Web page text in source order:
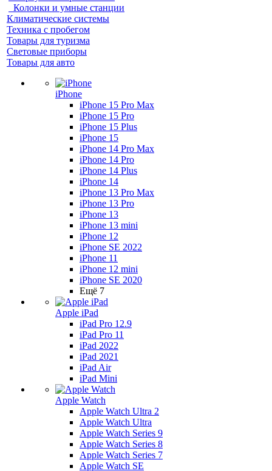
Колонки и умные станции
Климатические системы
Техника с пробегом
Товары для туризма
Световые приборы
Товары для авто
iPhone
iPhone 15 Pro Max
iPhone 15 Pro
iPhone 15 Plus
iPhone 15
iPhone 14 Pro Max
iPhone 14 Pro
iPhone 14 Plus
iPhone 14
iPhone 13 Pro Max
iPhone 13 Pro
iPhone 13
iPhone 13 mini
iPhone 12
iPhone SE 2022
iPhone 11
iPhone 12 mini
iPhone SE 2020
Ещё 7
Apple iPad
iPad Pro 12.9
iPad Pro 11
iPad 2022
iPad 2021
iPad Air
iPad Mini
Apple Watch
Apple Watch Ultra 2
Apple Watch Ultra
Apple Watch Series 9
Apple Watch Series 8
Apple Watch Series 7
Apple Watch SE